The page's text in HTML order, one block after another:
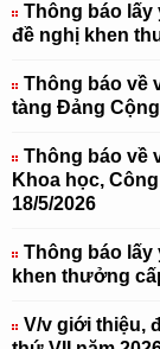
Thông báo lấy
đề nghị khen
Thông báo về
tàng Đảng
Thông báo về
Khoa học,
18/5/2026
Thông báo lấy
khen thưởng
V/v giới thiệu,